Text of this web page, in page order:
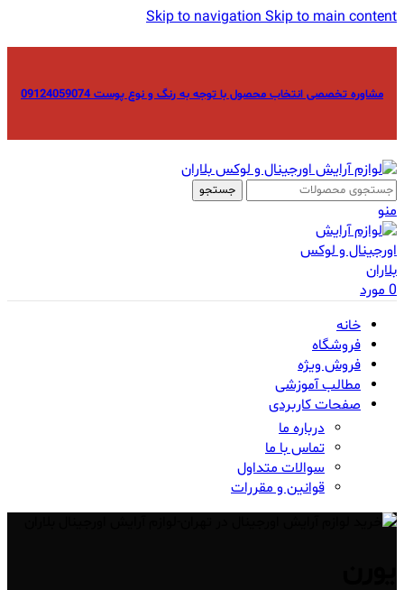
Skip to navigationSkip to main content
مشاوره تخصصی انتخاب محصول با توجه به رنگ و نوع پوست 09124059074
جستجو
منو
0مورد
خانه
فروشگاه
فروش ویژه
مطالب آموزشی
صفحات کاربردی
درباره ما
تماس با ما
سوالات متداول
قوانین و مقررات